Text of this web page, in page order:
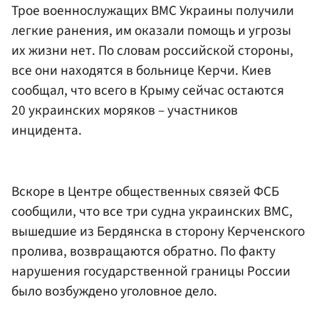
Трое военнослужащих ВМС Украины получили
легкие ранения, им оказали помощь и угрозы
их жизни нет. По словам российской стороны,
все они находятся в больнице Керчи. Киев
сообщал, что всего в Крыму сейчас остаются
20 украинских моряков – участников
инцидента.
Вскоре в Центре общественных связей ФСБ
сообщили, что все три судна украинских ВМС,
вышедшие из Бердянска в сторону Керченского
пролива, возвращаются обратно. По факту
нарушения государственной границы России
было возбуждено уголовное дело.